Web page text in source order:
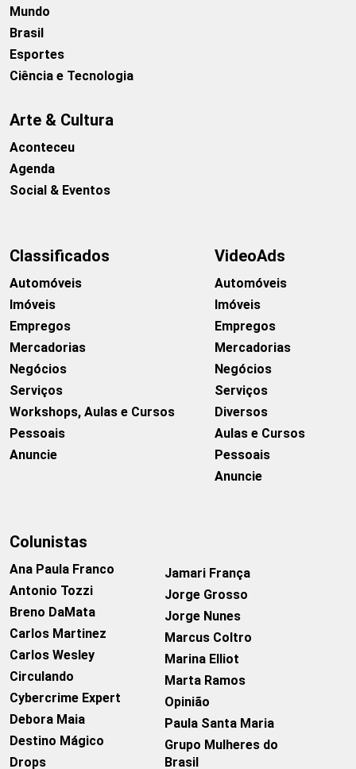
Mundo
Brasil
Esportes
Ciência e Tecnologia
Arte & Cultura
Aconteceu
Agenda
Social & Eventos
Classificados
Automóveis
Imóveis
Empregos
Mercadorias
Negócios
Serviços
Workshops, Aulas e Cursos
Pessoais
Anuncie
VideoAds
Automóveis
Imóveis
Empregos
Mercadorias
Negócios
Serviços
Diversos
Aulas e Cursos
Pessoais
Anuncie
Colunistas
Ana Paula Franco
Antonio Tozzi
Breno DaMata
Carlos Martinez
Carlos Wesley
Circulando
Cybercrime Expert
Debora Maia
Destino Mágico
Drops
Jamari França
Jorge Grosso
Jorge Nunes
Marcus Coltro
Marina Elliot
Marta Ramos
Opinião
Paula Santa Maria
Grupo Mulheres do
Brasil